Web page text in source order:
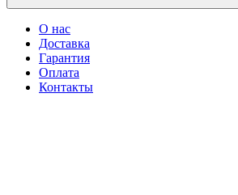
О нас
Доставка
Гарантия
Оплата
Контакты